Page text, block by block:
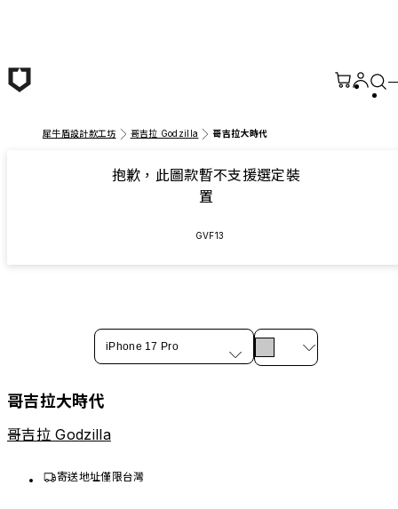
犀牛盾設計款工坊 哥吉拉 Godzilla 哥吉拉大時代
抱歉，此圖款暫不支援選定裝
置
GVF13
iPhone 17 Pro
哥吉拉大時代
哥吉拉 Godzilla
寄送地址僅限台灣